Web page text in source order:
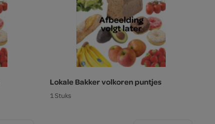
Lokale Bakker volkoren puntjes
1 Stuks